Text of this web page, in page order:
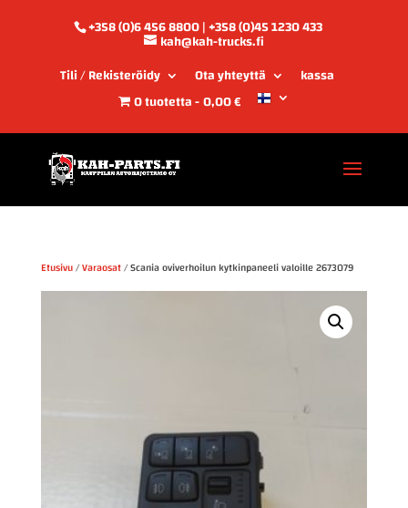
+358 (0)6 456 8800 | +358 (0)45 1230 433
kah@kah-trucks.fi
Tili / Rekisteröidy
Ota yhteyttä
kassa
0 tuotetta 0,00 €
Etusivu/Varaosat/ Scania oviverhoilun kytkinpaneeli valoille 2673079